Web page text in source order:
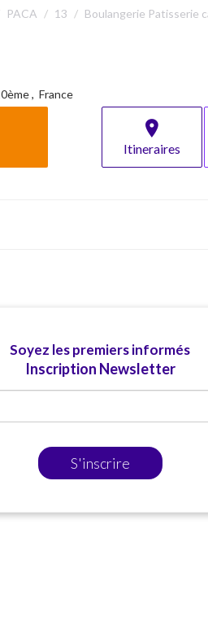
PACA 13 Boulangerie Patisserie
, France
Itineraires
Soyez les premiers informés
Inscription Newsletter
S'inscrire